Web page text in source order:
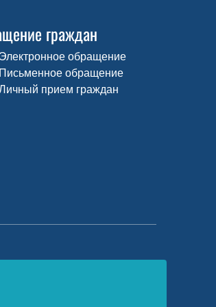
граждан
Электронное обращение
Письменное обращение
прием граждан